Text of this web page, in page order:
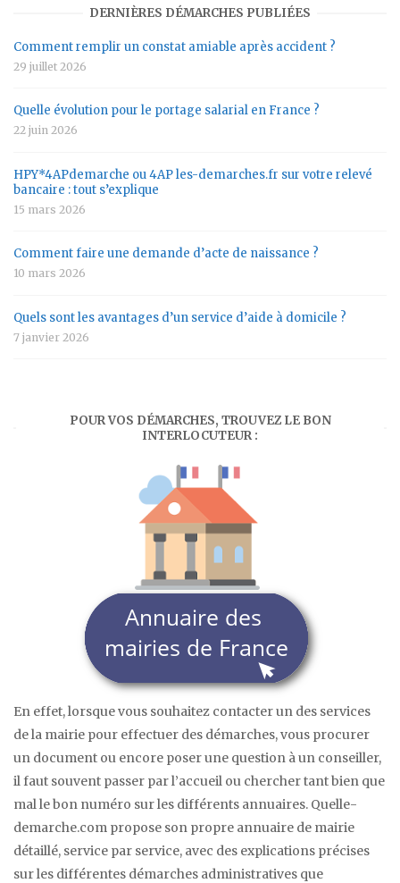
DERNIÈRES DÉMARCHES PUBLIÉES
Comment remplir un constat amiable après accident ?
29 juillet 2026
Quelle évolution pour le portage salarial en France ?
22 juin 2026
HPY*4APdemarche ou 4AP les-demarches.fr sur votre relevé
bancaire : tout s’explique
15 mars 2026
Comment faire une demande d’acte de naissance ?
10 mars 2026
Quels sont les avantages d’un service d’aide à domicile ?
7 janvier 2026
POUR VOS DÉMARCHES, TROUVEZ LE BON
INTERLOCUTEUR :
En effet, lorsque vous souhaitez contacter un des services
de la mairie pour effectuer des démarches, vous procurer
un document ou encore poser une question à un conseiller,
il faut souvent passer par l’accueil ou chercher tant bien que
mal le bon numéro sur les différents annuaires. Quelle-
demarche.com propose son propre annuaire de mairie
détaillé, service par service, avec des explications précises
sur les différentes démarches administratives que